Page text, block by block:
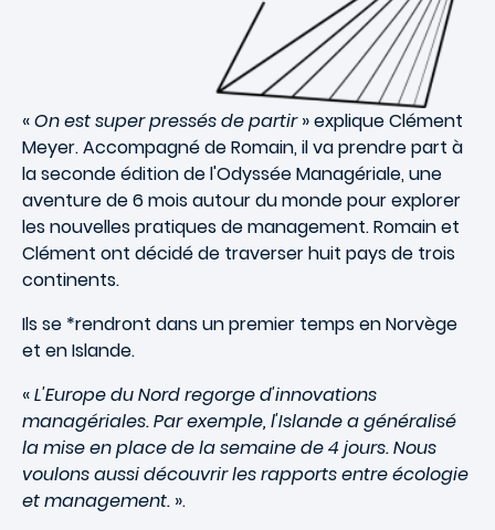
«On est super pressés de partir» explique Clément
Meyer. Accompagné de Romain, il va prendre part à
la seconde édition de l'Odyssée Managériale, une
aventure de 6 mois autour du monde pour explorer
les nouvelles pratiques de management. Romain et
Clément ont décidé de traverser huit pays de trois
continents.
Ils se *rendront dans un premier temps en Norvège
et en Islande.
«L'Europe du Nord regorge d'innovations
managériales. Par exemple, l'Islande a généralisé
la mise en place de la semaine de 4 jours. Nous
voulons aussi découvrir les rapports entre écologie
et management. ».